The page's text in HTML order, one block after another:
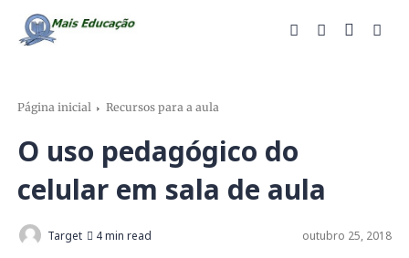
Página inicial Recursos para a aula
O uso pedagógico do
celular em sala de aula
Target 4 min read outubro 25, 2018